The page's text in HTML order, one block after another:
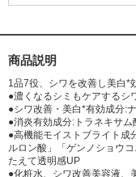
フィンゴシン、d-δ-トコ
ラウロイル-L-グルタミン
二ナトリウム、カルボキ
ゲ多糖体、ジブチルヒド
タエリトリット、ピロ亜
ルテトラデセス-20・ヘキ
酸カリウム、リン酸一水
ン、水酸化ナトリウム、
商品説明
1品7役、シワを改善し美白*
●濃くなるシミもケアするシ
●シワ改善・美白*有効成分:
●消炎有効成分:トラネキサム
●高機能モイストブライト成
ルロン酸」「ゲンノショウ
たえて透明感UP
●化粧水、シワ改善美容液、